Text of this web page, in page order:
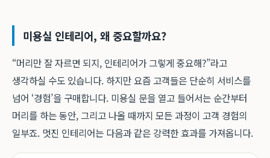
미용실 인테리어, 왜 중요할까요?
“머리만 잘 자르면 되지, 인테리어가 그렇게 중요해?”라고
생각하실 수도 있습니다. 하지만 요즘 고객들은 단순히 서비스를
넘어 ‘경험’을 구매합니다. 미용실 문을 열고 들어서는 순간부터
머리를 하는 동안, 그리고 나올 때까지 모든 과정이 고객 경험의
일부죠. 멋진 인테리어는 다음과 같은 강력한 효과를 가져옵니다.